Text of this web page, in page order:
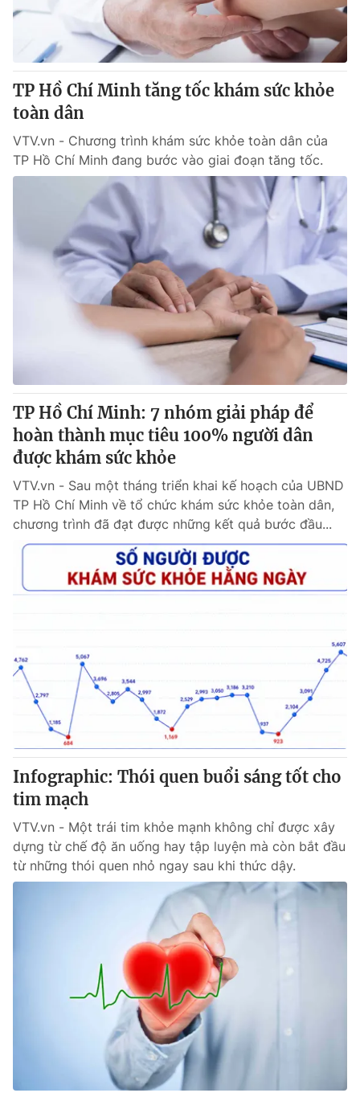
Cơ quan báo chí: Thời báo VTV
Giấy phép hoạt động báo in và báo điện tử số 483/GP-BTTTT
cấp ngày 29/12/2023
Tổng Biên tập:Vũ Thanh Thủy
Phó Tổng Biên tập:Nguyễn Thị Mỹ Hạnh, Phạm Quốc Thắng,
Nguyễn Trọng Ninh
Ðiện thoại Thời báo VTV:
024.66 897 897
Email:toasoan@vtv.vn
Liên hệ quảng cáo:024-7300.7108
® Cấm sao chép dưới mọi hình thức nếu không có sự chấp
thuận bằng văn bản. Ghi rõ nguồn VTV.vn khi phát hành lại
thông tin từ website này.
TP Hồ Chí Minh tăng tốc khám sức khỏe
toàn dân
VTV.vn - Chương trình khám sức khỏe toàn dân của
TP Hồ Chí Minh đang bước vào giai đoạn tăng tốc.
TP Hồ Chí Minh: 7 nhóm giải pháp để
hoàn thành mục tiêu 100% người dân
được khám sức khỏe
VTV.vn - Sau một tháng triển khai kế hoạch của UBND
TP Hồ Chí Minh về tổ chức khám sức khỏe toàn dân,
chương trình đã đạt được những kết quả bước đầu...
Infographic: Thói quen buổi sáng tốt cho
tim mạch
VTV.vn - Một trái tim khỏe mạnh không chỉ được xây
dựng từ chế độ ăn uống hay tập luyện mà còn bắt đầu
từ những thói quen nhỏ ngay sau khi thức dậy.